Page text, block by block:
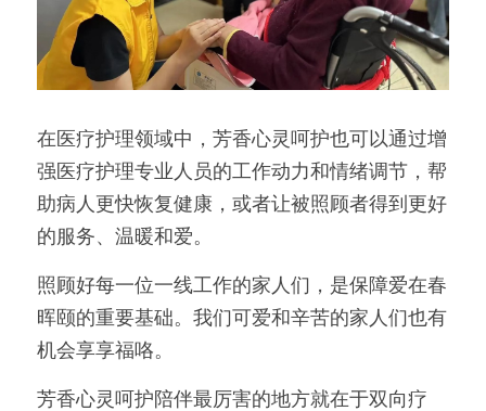
在医疗护理领域中，芳香心灵呵护也可以通过增
强医疗护理专业人员的工作动力和情绪调节，帮
助病人更快恢复健康，或者让被照顾者得到更好
的服务、温暖和爱。
照顾好每一位一线工作的家人们，是保障爱在春
晖颐的重要基础。我们可爱和辛苦的家人们也有
机会享享福咯。
芳香心灵呵护陪伴最厉害的地方就在于双向疗